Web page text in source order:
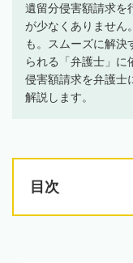
遺留分侵害額請求を
が少なくありません
も。スムーズに解決
られる「弁護士」に
侵害額請求を弁護士
解説します。
目次